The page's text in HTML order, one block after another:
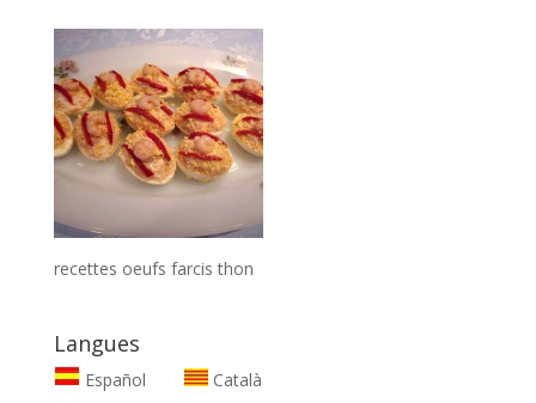
recettes oeufs farcis thon
Langues
Español Català